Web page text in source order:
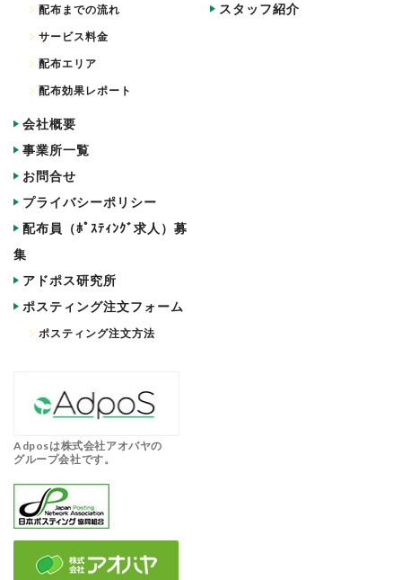
配布までの流れ
サービス料金
配布エリア
配布効果レポート
スタッフ紹介
会社概要
事業所一覧
お問合せ
プライバシーポリシー
配布員（ﾎﾟｽﾃｨﾝｸﾞ求人）募
集
アドポス研究所
ポスティング注文フォーム
ポスティング注文方法
Adposは株式会社アオバヤの
グループ会社です。